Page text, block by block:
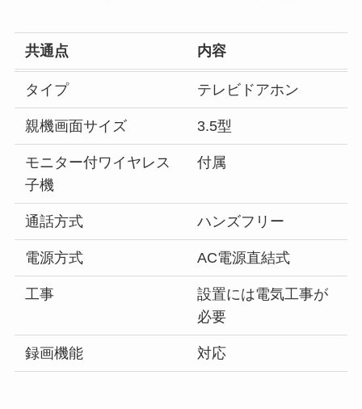
共通点 内容
タイプ テレビドアホン
親機画面サイズ 3.5型
モニター付ワイヤレス
子機
付属
通話方式 ハンズフリー
電源方式 AC電源直結式
工事
設置には電気工事が
必要
録画機能 対応